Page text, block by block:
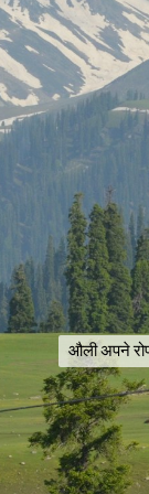
औली अपने
औली अपने